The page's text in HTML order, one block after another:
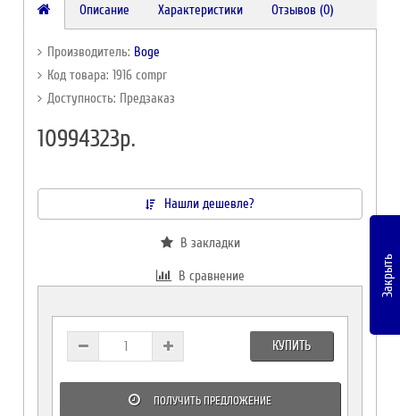
Описание Характеристики Отзывов (0)
Производитель: Boge
Код товара: 1916 compr
Доступность: Предзаказ
10994323р.
Нашли дешевле?
В закладки
В сравнение
КУПИТЬ
ПОЛУЧИТЬ ПРЕДЛОЖЕНИЕ
Закрыть